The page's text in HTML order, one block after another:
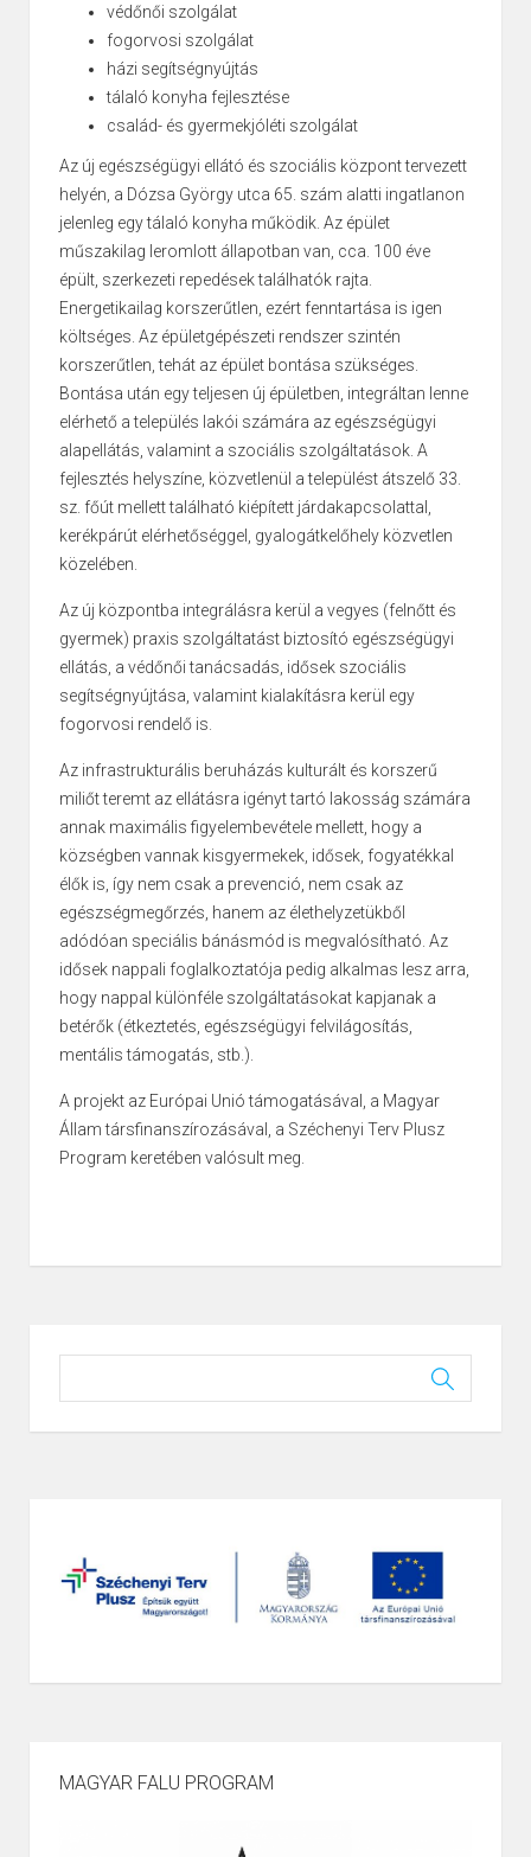
védőnői szolgálat
fogorvosi szolgálat
házi segítségnyújtás
tálaló konyha fejlesztése
család- és gyermekjóléti szolgálat
Az új egészségügyi ellátó és szociális központ tervezett
helyén, a Dózsa György utca 65. szám alatti ingatlanon
jelenleg egy tálaló konyha működik. Az épület
műszakilag leromlott állapotban van, cca. 100 éve
épült, szerkezeti repedések találhatók rajta.
Energetikailag korszerűtlen, ezért fenntartása is igen
költséges. Az épületgépészeti rendszer szintén
korszerűtlen, tehát az épület bontása szükséges.
Bontása után egy teljesen új épületben, integráltan lenne
elérhető a település lakói számára az egészségügyi
alapellátás, valamint a szociális szolgáltatások. A
fejlesztés helyszíne, közvetlenül a települést átszelő 33.
sz. főút mellett található kiépített járdakapcsolattal,
kerékpárút elérhetőséggel, gyalogátkelőhely közvetlen
közelében.
Az új központba integrálásra kerül a vegyes (felnőtt és
gyermek) praxis szolgáltatást biztosító egészségügyi
ellátás, a védőnői tanácsadás, idősek szociális
segítségnyújtása, valamint kialakításra kerül egy
fogorvosi rendelő is.
Az infrastrukturális beruházás kulturált és korszerű
miliőt teremt az ellátásra igényt tartó lakosság számára
annak maximális figyelembevétele mellett, hogy a
községben vannak kisgyermekek, idősek, fogyatékkal
élők is, így nem csak a prevenció, nem csak az
egészségmegőrzés, hanem az élethelyzetükből
adódóan speciális bánásmód is megvalósítható. Az
idősek nappali foglalkoztatója pedig alkalmas lesz arra,
hogy nappal különféle szolgáltatásokat kapjanak a
betérők (étkeztetés, egészségügyi felvilágosítás,
mentális támogatás, stb.).
A projekt az Európai Unió támogatásával, a Magyar
Állam társfinanszírozásával, a Széchenyi Terv Plusz
Program keretében valósult meg.
MAGYAR FALU PROGRAM